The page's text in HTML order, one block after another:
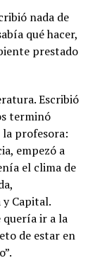
nada de
qué hacer,
prestado
Escribió
terminó
la profesora:
empezó a
el clima de
Capital.
quería ir a la
de estar en